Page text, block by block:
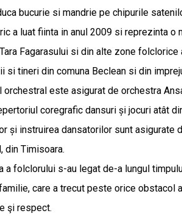
bucurie si mandrie pe chipurile
luat fiinta in anul 2009 si reprezinta o
Fagarasului si din alte zone folclorice
tineri din comuna Beclean si din
orchestral este asigurat de orchestra
coregrafic dansuri și jocuri atât
și instruirea dansatorilor sunt asigurate
din Timisoara.
a folclorului s-au legat de-a lungul
care a trecut peste orice obstacol
şi respect.